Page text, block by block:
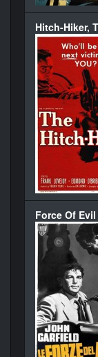
Hitch-Hiker,
Force Of Evil